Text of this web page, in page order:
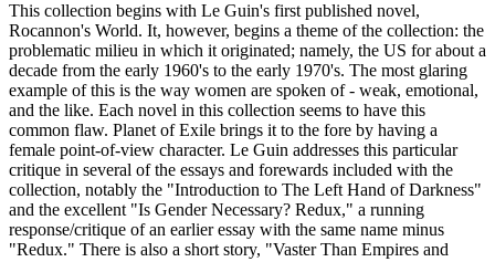
This collection begins with Le Guin's first published novel,
Rocannon's World. It, however, begins a theme of the collection: the
problematic milieu in which it originated; namely, the US for about a
decade from the early 1960's to the early 1970's. The most glaring
example of this is the way women are spoken of - weak, emotional,
and the like. Each novel in this collection seems to have this
common flaw. Planet of Exile brings it to the fore by having a
female point-of-view character. Le Guin addresses this particular
critique in several of the essays and forewards included with the
collection, notably the "Introduction to The Left Hand of Darkness"
and the excellent "Is Gender Necessary? Redux," a running
response/critique of an earlier essay with the same name minus
"Redux." There is also a short story, "Vaster Than Empires and